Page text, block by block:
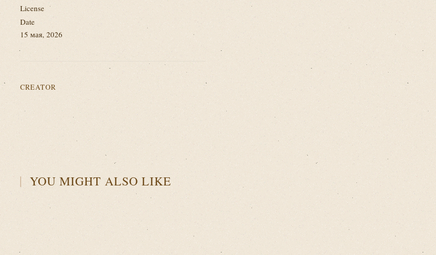
License
Date
15 мая, 2026
CREATOR
YOU MIGHT ALSO LIKE